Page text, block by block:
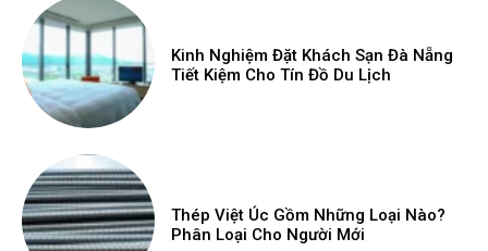
Kinh Nghiệm Đặt Khách Sạn Đà Nẵng
Tiết Kiệm Cho Tín Đồ Du Lịch
Thép Việt Úc Gồm Những Loại Nào?
Phân Loại Cho Người Mới